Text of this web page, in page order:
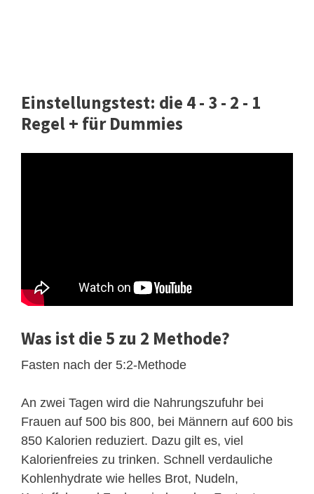
Einstellungstest: die 4 - 3 - 2 - 1
Regel + für Dummies
Was ist die 5 zu 2 Methode?
Fasten nach der 5:2-Methode
An zwei Tagen wird die Nahrungszufuhr bei
Frauen auf 500 bis 800, bei Männern auf 600 bis
850 Kalorien reduziert. Dazu gilt es, viel
Kalorienfreies zu trinken. Schnell verdauliche
Kohlenhydrate wie helles Brot, Nudeln,